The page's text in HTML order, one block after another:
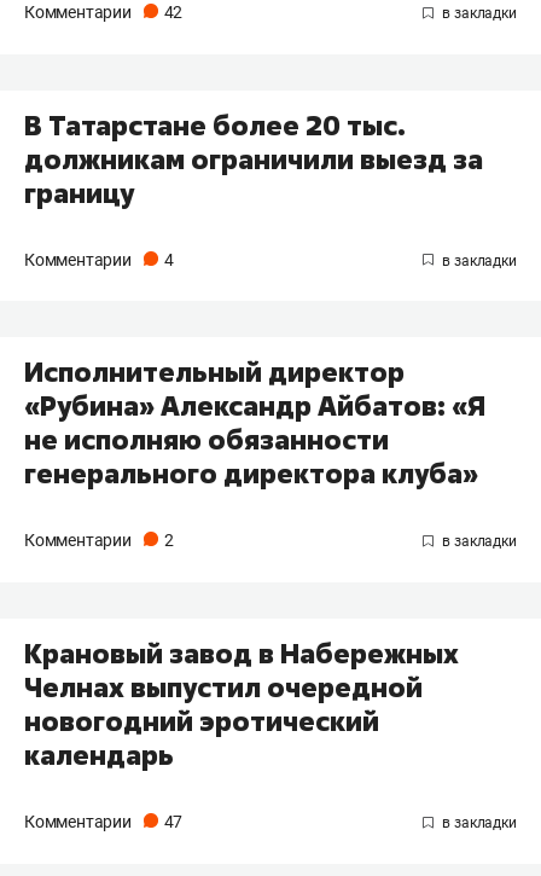
Комментарии 42
В Татарстане более 20 тыс.
должникам ограничили выезд за
границу
Комментарии 4
Исполнительный директор
«Рубина» Александр Айбатов: «Я
не исполняю обязанности
генерального директора клуба»
Комментарии 2
Крановый завод в Набережных
Челнах выпустил очередной
новогодний эротический
календарь
Комментарии 47